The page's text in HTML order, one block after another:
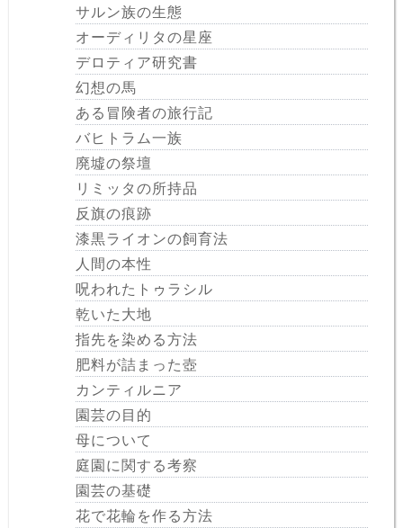
サルン族の生態
オーディリタの星座
デロティア研究書
幻想の馬
ある冒険者の旅行記
バヒトラム一族
廃墟の祭壇
リミッタの所持品
反旗の痕跡
漆黒ライオンの飼育法
人間の本性
呪われたトゥラシル
乾いた大地
指先を染める方法
肥料が詰まった壺
カンティルニア
園芸の目的
母について
庭園に関する考察
園芸の基礎
花で花輪を作る方法